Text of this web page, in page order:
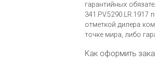
гарантийных
отметкой дилера
точке мира, либо
Как оформить